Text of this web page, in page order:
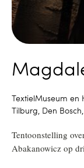
TextielMuseum
Tilburg, Den
Tentoonstelling
Abakanowicz op